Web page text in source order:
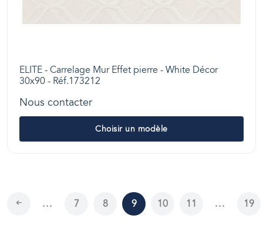
ELITE - Carrelage Mur Effet pierre - White Décor
30x90 - Réf.173212
Nous contacter
Choisir un modèle
... 7 8 9 10 11 ... 19